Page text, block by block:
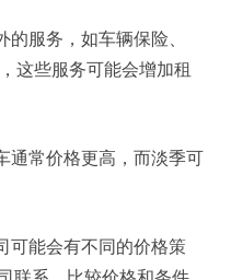
服务，如车辆保险、
这些服务可能会增加租
常价格更高，而淡季可
能会有不同的价格策